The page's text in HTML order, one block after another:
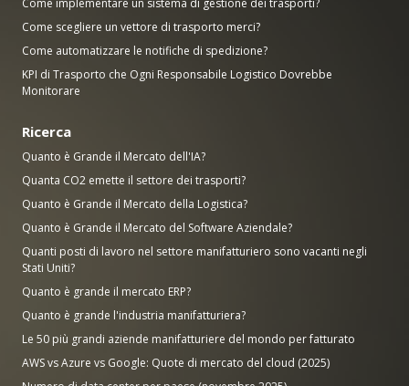
Come implementare un sistema di gestione dei trasporti?
Come scegliere un vettore di trasporto merci?
Come automatizzare le notifiche di spedizione?
KPI di Trasporto che Ogni Responsabile Logistico Dovrebbe
Monitorare
Ricerca
Quanto è Grande il Mercato dell'IA?
Quanta CO2 emette il settore dei trasporti?
Quanto è Grande il Mercato della Logistica?
Quanto è Grande il Mercato del Software Aziendale?
Quanti posti di lavoro nel settore manifatturiero sono vacanti negli
Stati Uniti?
Quanto è grande il mercato ERP?
Quanto è grande l'industria manifatturiera?
Le 50 più grandi aziende manifatturiere del mondo per fatturato
AWS vs Azure vs Google: Quote di mercato del cloud (2025)